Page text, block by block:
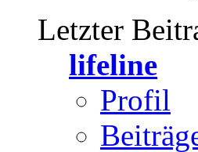
Letzter
lifeline
Profil